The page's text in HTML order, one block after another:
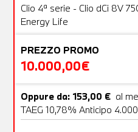
Clio 4ª serie - Clio dCi 8V
Energy Life
PREZZO PROMO
10.000,00€
Oppure da: 153,00 € al
TAEG 10,78% Anticipo